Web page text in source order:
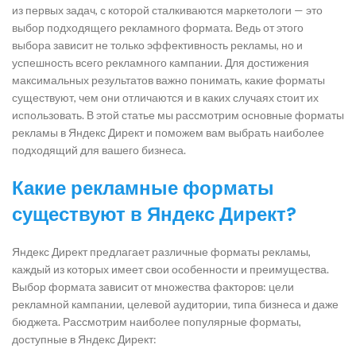
из первых задач, с которой сталкиваются маркетологи — это
выбор подходящего рекламного формата. Ведь от этого
выбора зависит не только эффективность рекламы, но и
успешность всего рекламного кампании. Для достижения
максимальных результатов важно понимать, какие форматы
существуют, чем они отличаются и в каких случаях стоит их
использовать. В этой статье мы рассмотрим основные форматы
рекламы в Яндекс Директ и поможем вам выбрать наиболее
подходящий для вашего бизнеса.
Какие рекламные форматы
существуют в Яндекс Директ?
Яндекс Директ предлагает различные форматы рекламы,
каждый из которых имеет свои особенности и преимущества.
Выбор формата зависит от множества факторов: цели
рекламной кампании, целевой аудитории, типа бизнеса и даже
бюджета. Рассмотрим наиболее популярные форматы,
доступные в Яндекс Директ: